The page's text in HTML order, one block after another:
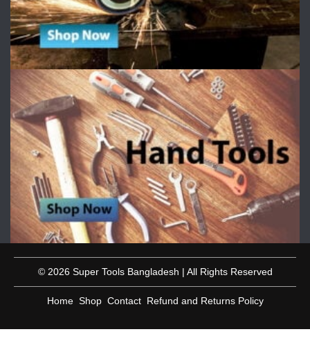
© 2026 Super Tools Bangladesh | All Rights Reserved
Home Shop Contact Refund and Returns Policy